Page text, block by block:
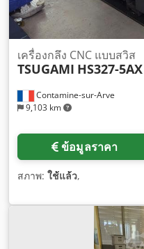
Contamine-sur-Arve
9,103 km
เครื่องกลึง CNC แบบสวิส
TSUGAMI HS327-5AX
ข้อมูลราคา
สภาพ: ใช้แล้ว,